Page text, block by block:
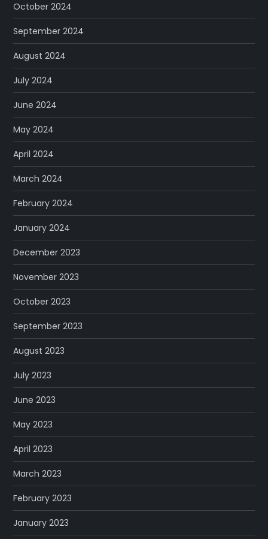
October 2024
September 2024
August 2024
July 2024
June 2024
May 2024
April 2024
March 2024
February 2024
January 2024
December 2023
November 2023
October 2023
September 2023
August 2023
July 2023
June 2023
May 2023
April 2023
March 2023
February 2023
January 2023